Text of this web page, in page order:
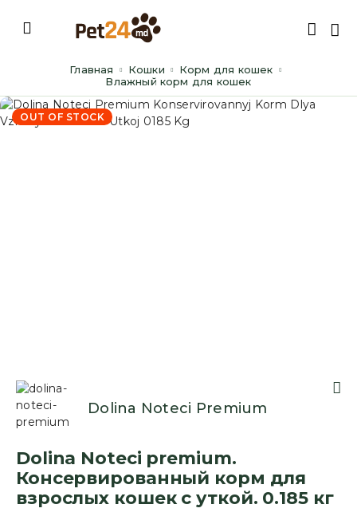
Главная Кошки
Корм для кошек
Влажный корм для кошек
OUT OF STOCK
Dolina Noteci Premium
Dolina Noteci premium.
Консервированный корм для
взрослых кошек с уткой. 0.185 кг